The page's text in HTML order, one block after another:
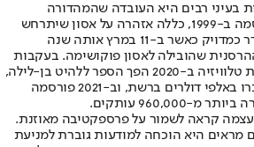
בעיני רבים היא העובדה שהמהדורה
המקורית של הספר, שפורסמה ב-1999, כללה אזהרה על אסון שיתרחש
במרץ 2011 – מועד שהתברר כמדויק כאשר ב-11 במרץ אותה שנה
שהובילה לאסון פוקושימה. בעקבות
חשיפת הקשר הזה בתוכנית טלוויזיה ב-2020 הפך הספר ללהיט בן-לילה,
עותקים משומשים שלו נמכרו באלפי דולרים ברשת, וב-2021 פורסמה
עותקים.
קראה לשמור על פרספקטיבה מאוזנת.
מראים היא הוכחה למודעות גוברת למניעת